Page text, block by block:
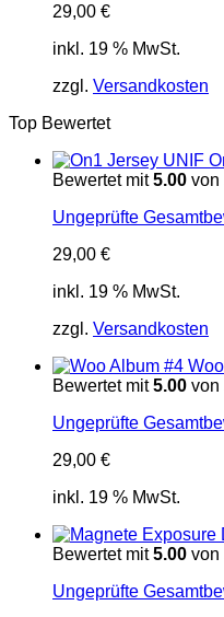
29,00 €
inkl. 19 % MwSt.
zzgl. Versandkosten
Top Bewertet
Bewertet mit5.00 von
Ungeprüfte
29,00 €
inkl. 19 % MwSt.
zzgl. Versandkosten
Bewertet mit5.00 von
Ungeprüfte
29,00 €
inkl. 19 % MwSt.
Bewertet mit5.00 von
Ungeprüfte